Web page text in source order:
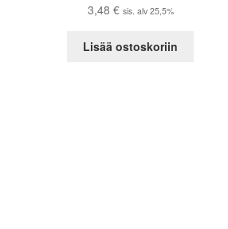
3,48 € sis. alv 25,5%
Lisää ostoskoriin